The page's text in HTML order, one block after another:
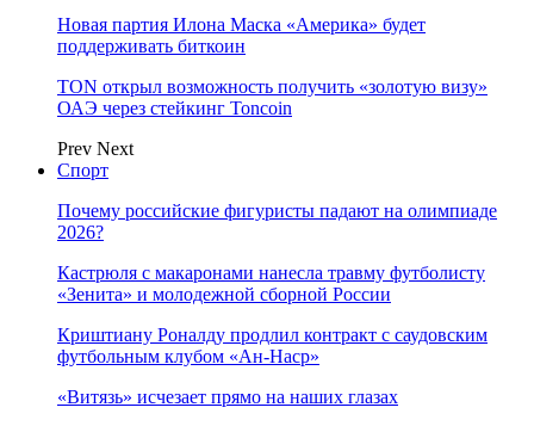
Новая партия Илона Маска «Америка» будет
поддерживать биткоин
TON открыл возможность получить «золотую визу»
ОАЭ через стейкинг Toncoin
Prev Next
Спорт
Почему российские фигуристы падают на олимпиаде
2026?
Кастрюля с макаронами нанесла травму футболисту
«Зенита» и молодежной сборной России
Криштиану Роналду продлил контракт с саудовским
футбольным клубом «Ан-Наср»
«Витязь» исчезает прямо на наших глазах